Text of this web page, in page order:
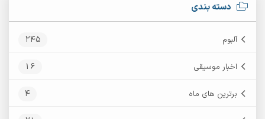
دسته بندی
آلبوم 245
اخبار موسیقی 16
برترین های ماه 4